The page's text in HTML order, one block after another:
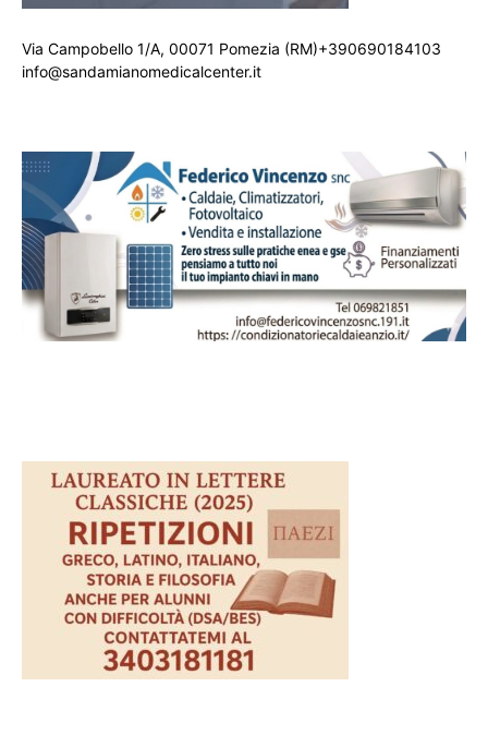
Via Campobello 1/A, 00071 Pomezia (RM)+390690184103
info@sandamianomedicalcenter.it